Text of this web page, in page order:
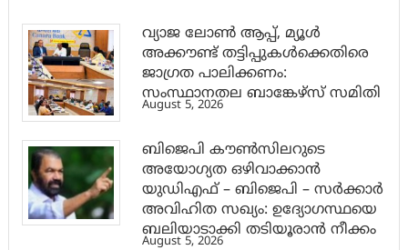
വ്യാജ ലോൺ ആപ്പ്, മ്യൂൾ
അക്കൗണ്ട് തട്ടിപ്പുകൾക്കെതിരെ
ജാ​ഗ്രത പാലിക്കണം:
സംസ്ഥാനതല ബാങ്കേഴ്സ് സമിതി
August 5, 2026
ബിജെപി കൗൺസിലറുടെ
അയോഗ്യത ഒഴിവാക്കാൻ
യുഡിഎഫ് – ബിജെപി – സർക്കാർ
അവിഹിത സഖ്യം: ഉദ്യോഗസ്ഥയെ
ബലിയാടാക്കി തടിയൂരാൻ നീക്കം
August 5, 2026